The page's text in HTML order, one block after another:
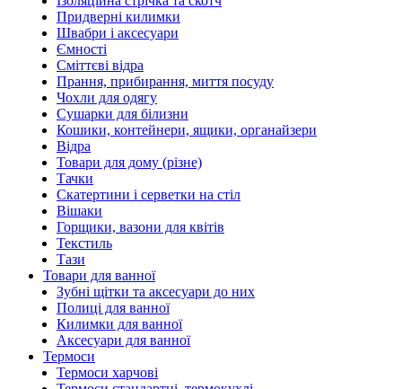
Придверні килимки
Швабри і аксесуари
Ємності
Сміттєві відра
Прання, прибирання, миття посуду
Чохли для одягу
Сушарки для білизни
Кошики, контейнери, ящики, органайзери
Відра
Товари для дому (різне)
Тачки
Скатертини і серветки на стіл
Вішаки
Горщики, вазони для квітів
Текстиль
Тази
Товари для ванної
Зубні щітки та аксесуари до них
Полиці для ванної
Килимки для ванної
Аксесуари для ванної
Термоси
Термоси харчові